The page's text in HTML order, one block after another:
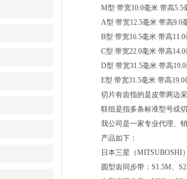
M型 带宽10.0毫米 带高
A型 带宽12.5毫米 带高
B型 带宽16.5毫米 带高
C型 带宽22.0毫米 带高
D型 带宽31.5毫米 带高
E型 带宽31.5毫米 带高
切片有齿指的是皮带两边
联组是指多条标准型号或
我公司是一家专业代理、
产品如下：
日本三星（MITSUBOSHI
圆型齿同步带：S1.5M、